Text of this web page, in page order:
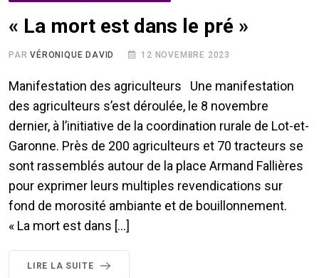
« La mort est dans le pré »
PARVÉRONIQUE DAVID 12 NOVEMBRE 2023
Manifestation des agriculteurs Une manifestation
des agriculteurs s’est déroulée, le 8 novembre
dernier, à l’initiative de la coordination rurale de Lot-et-
Garonne. Près de 200 agriculteurs et 70 tracteurs se
sont rassemblés autour de la place Armand Fallières
pour exprimer leurs multiples revendications sur
fond de morosité ambiante et de bouillonnement.
« La mort est dans […]
LIRE LA SUITE